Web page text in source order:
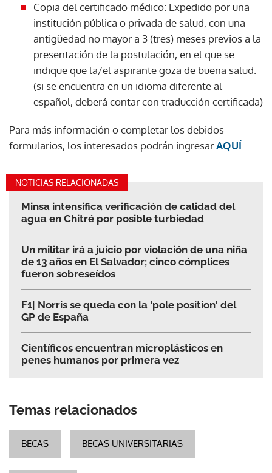
Copia del certificado médico: Expedido por una
institución pública o privada de salud, con una
antigüedad no mayor a 3 (tres) meses previos a la
presentación de la postulación, en el que se
indique que la/el aspirante goza de buena salud.
(si se encuentra en un idioma diferente al
español, deberá contar con traducción certificada)
Para más información o completar los debidos
formularios, los interesados podrán ingresarAQUÍ
NOTICIAS RELACIONADAS
Minsa intensifica verificación de calidad del
agua en Chitré por posible turbiedad
Un militar irá a juicio por violación de una niña
de 13 años en El Salvador; cinco cómplices
fueron sobreseídos
F1| Norris se queda con la 'pole position' del
GP de España
Científicos encuentran microplásticos en
penes humanos por primera vez
Temas relacionados
BECAS BECAS UNIVERSITARIAS